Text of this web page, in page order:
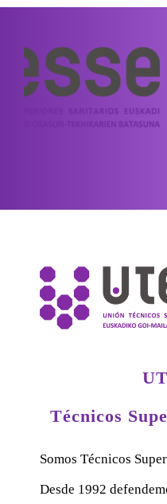
Técnicos
Somos Técnicos
Desde 1992